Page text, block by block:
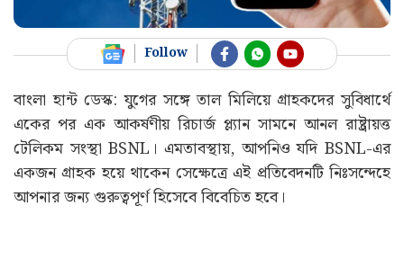
Follow
বাংলা হান্ট ডেস্ক: যুগের সঙ্গে তাল মিলিয়ে গ্রাহকদের সুবিধার্থে
একের পর এক আকর্ষণীয় রিচার্জ প্ল্যান সামনে আনল রাষ্ট্রায়ত্ত
টেলিকম সংস্থা BSNL। এমতাবস্থায়, আপনিও যদি BSNL-এর
একজন গ্রাহক হয়ে থাকেন সেক্ষেত্রে এই প্রতিবেদনটি নিঃসন্দেহে
আপনার জন্য গুরুত্বপূর্ণ হিসেবে বিবেচিত হবে।